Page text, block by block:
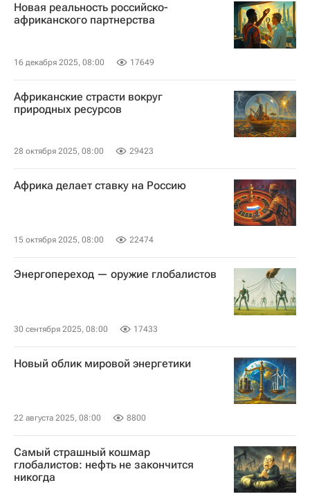
Новая реальность российско-
африканского партнерства
16 декабря 2025, 08:00 17649
Африканские страсти вокруг
природных ресурсов
28 октября 2025, 08:00 29423
Африка делает ставку на Россию
15 октября 2025, 08:00 22474
Энергопереход — оружие глобалистов
30 сентября 2025, 08:00 17433
Новый облик мировой энергетики
22 августа 2025, 08:00 8800
Самый страшный кошмар
глобалистов: нефть не закончится
никогда